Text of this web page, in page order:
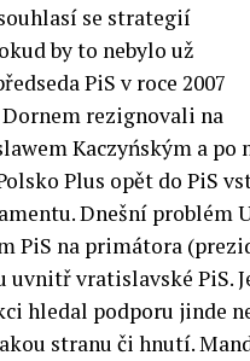
se strategií
by to nebylo už
PiS v roce 2007
rezignovali na
Kaczyńským a po
Plus opět do PiS
Dnešní problém
PiS na primátora
uvnitř vratislavské
hledal podporu jinde
stranu či hnutí.